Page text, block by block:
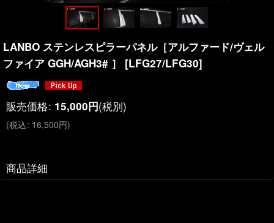
LANBO ステンレスピラーパネル［アルファード/ヴェル
ファイア GGH/AGH3# ］
[LFG27/LFG30]
販売価格: 15,000円(税別)
(税込: 16,500円)
商品詳細